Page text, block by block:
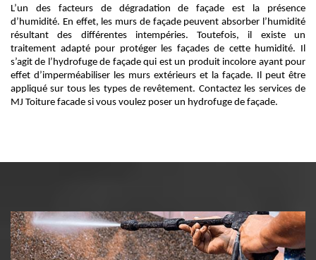
L’un des facteurs de dégradation de façade est la présence
d’humidité. En effet, les murs de façade peuvent absorber l’humidité
résultant des différentes intempéries. Toutefois, il existe un
traitement adapté pour protéger les façades de cette humidité. Il
s’agit de l’hydrofuge de façade qui est un produit incolore ayant pour
effet d’imperméabiliser les murs extérieurs et la façade. Il peut être
appliqué sur tous les types de revêtement. Contactez les services de
MJ Toiture facade si vous voulez poser un hydrofuge de façade.